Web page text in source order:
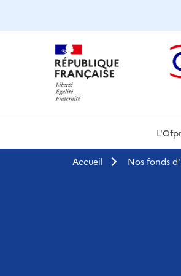
Accueil Nos fonds